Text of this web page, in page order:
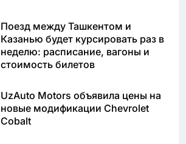
Поезд между Ташкентом и
Казанью будет курсировать раз в
неделю: расписание, вагоны и
стоимость билетов
UzAuto Motors объявила цены на
новые модификации Chevrolet
Cobalt